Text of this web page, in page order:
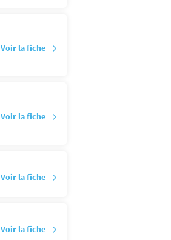
Voir la fiche
Voir la fiche
Voir la fiche
Voir la fiche